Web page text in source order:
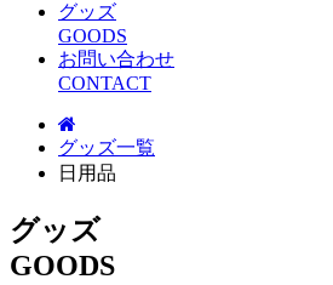
グッズ
GOODS
お問い合わせ
CONTACT
グッズ一覧
日用品
グッズ
GOODS